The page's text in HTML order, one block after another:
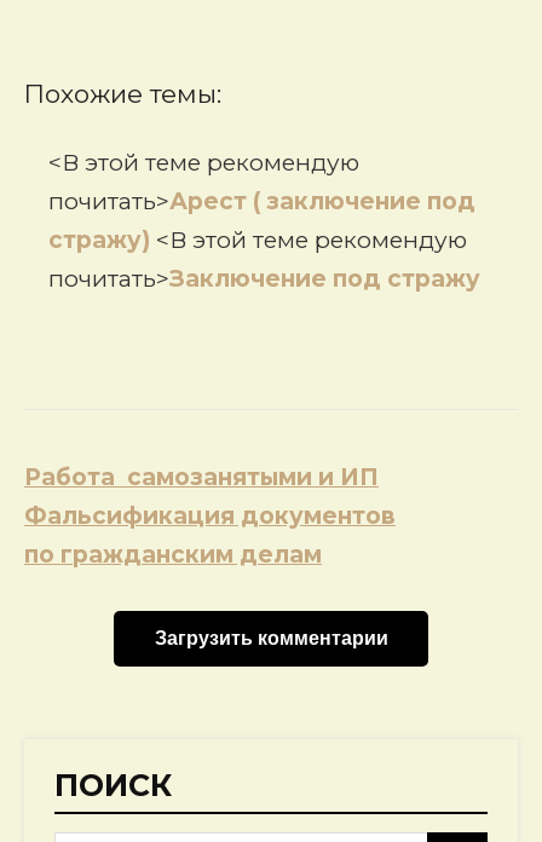
Похожие темы:
<В этой теме рекомендую
почитать>Арест ( заключение под
стражу) <В этой теме рекомендую
почитать>Заключение под стражу
Навигация
по
записям
Работа самозанятыми и ИП
Фальсификация документов
по гражданским делам
Загрузить комментарии
ПОИСК